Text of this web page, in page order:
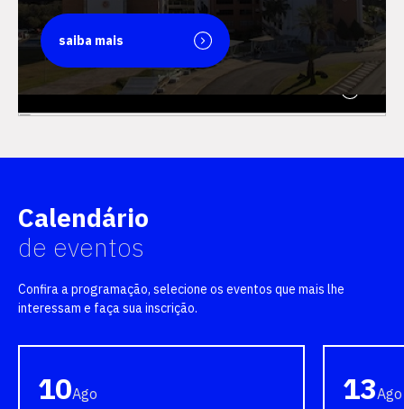
saiba mais
Calendário
de eventos
Confira a programação, selecione os eventos que mais lhe
interessam e faça sua inscrição.
10Ago 13Ago